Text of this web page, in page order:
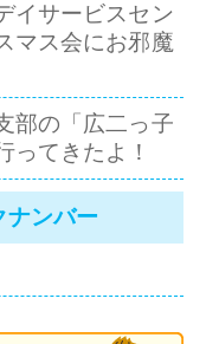
イサービスセン
マス会にお邪魔
部の「広二っ子
ってきたよ！
ナンバー